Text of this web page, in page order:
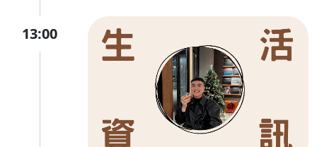
13:00